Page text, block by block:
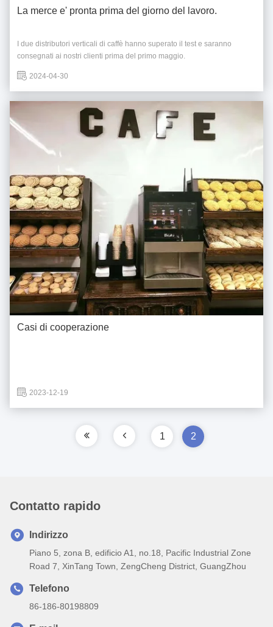
La merce e' pronta prima del giorno del lavoro.
I due distributori verticali di caffè hanno superato il test e saranno
consegnati ai nostri clienti prima del primo maggio.
2024-04-30
Casi di cooperazione
2023-12-19
1 2
Contatto rapido
Indirizzo
Piano 5, zona B, edificio A1, no.18, Pacific Industrial Zone
Road 7, XinTang Town, ZengCheng District, GuangZhou
Telefono
86-186-80198809